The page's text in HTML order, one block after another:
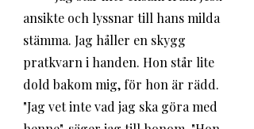
ansikte och lyssnar till hans milda
stämma. Jag håller en skygg
pratkvarn i handen. Hon står lite
dold bakom mig, för hon är rädd.
"Jag vet inte vad jag ska göra med